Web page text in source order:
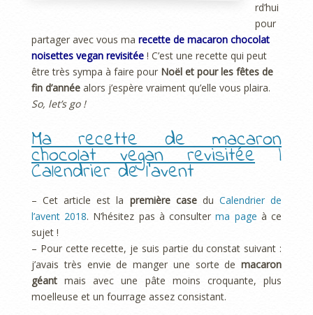
rd’hui
pour
partager avec vous ma recette de macaron chocolat
noisettes vegan revisitée ! C’est une recette qui peut
être très sympa à faire pour Noël et pour les fêtes de
fin d’année alors j’espère vraiment qu’elle vous plaira.
So, let’s go !
Ma recette de macaron
chocolat vegan revisitée|
Calendrier de l’avent
– Cet article est la première casedu Calendrier de
l’avent 2018. N’hésitez pas à consulterma page à ce
sujet !
– Pour cette recette, je suis partie du constat suivant :
j’avais très envie de manger une sorte de macaron
géant mais avec une pâte moins croquante, plus
moelleuse et un fourrage assez consistant.